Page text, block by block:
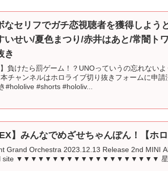
なセリフでガチ恋視聴者を獲得しよう
いせい/夏色まつり/赤井はあと/常闇ト
き
】負けたら罰ゲーム！？UNOっていうの忘れない
チャンネルはホロライブ切り抜きフォームに申
#hololive #shorts #hololiv...
】みんなでめざせちゃんぽん！【ホ
Grand Orchestra 2023.12.13 Release 2nd MINI
site ▼▼▼▼▼▼▼▼▼▼▼▼▼▼▼▼▼▼▼▼ 星街